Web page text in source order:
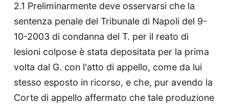
2.1 Preliminarmente deve osservarsi che la
sentenza penale del Tribunale di Napoli del 9-
10-2003 di condanna del T. per il reato di
lesioni colpose è stata depositata per la prima
volta dal G. con l'atto di appello, come da lui
stesso esposto in ricorso, e che, pur avendo la
Corte di appello affermato che tale produzione